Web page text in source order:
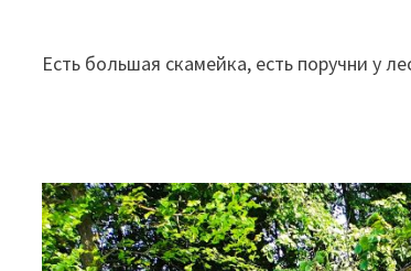
Есть большая скамейка, есть поручни у